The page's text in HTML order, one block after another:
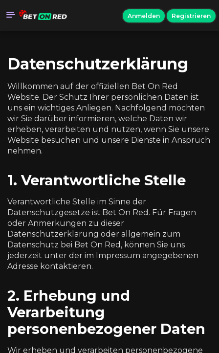
Anmelden Registrieren
Datenschutzerklärung
Willkommen auf der offiziellen Bet On Red
Website. Der Schutz Ihrer persönlichen Daten ist
uns ein wichtiges Anliegen. Nachfolgend möchten
wir Sie darüber informieren, welche Daten wir
erheben, verarbeiten und nutzen, wenn Sie unsere
Website besuchen und unsere Dienste in Anspruch
nehmen.
1. Verantwortliche Stelle
Verantwortliche Stelle im Sinne der
Datenschutzgesetze ist Bet On Red. Für Fragen
oder Anmerkungen zu dieser
Datenschutzerklärung oder allgemein zum
Datenschutz bei Bet On Red , können Sie uns
jederzeit unter der im Impressum angegebenen
Adresse kontaktieren.
2. Erhebung und
Verarbeitung
personenbezogener Daten
Wir erheben und verarbeiten personenbezogene